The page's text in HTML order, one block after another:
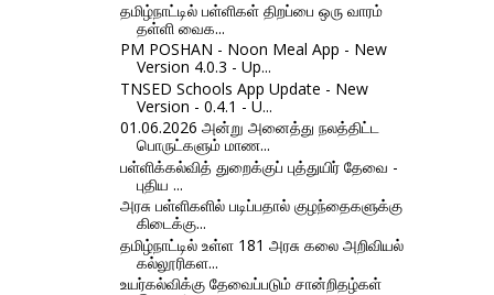
தமிழ்நாட்டில் பள்ளிகள் திறப்பை ஒரு வாரம்
தள்ளி வைக...
PM POSHAN - Noon Meal App - New
Version 4.0.3 - Up...
TNSED Schools App Update - New
Version - 0.4.1 - U...
01.06.2026 அன்று அனைத்து நலத்திட்ட
பொருட்களும் மாண...
பள்ளிக்கல்வித் துறைக்குப் புத்துயிர் தேவை -
புதிய ...
அரசு பள்ளிகளில் படிப்பதால் குழந்தைகளுக்கு
கிடைக்கு...
தமிழ்நாட்டில் உள்ள 181 அரசு கலை அறிவியல்
கல்லூரிகள...
உயர்கல்விக்கு தேவைப்படும் சான்றிதழ்கள்